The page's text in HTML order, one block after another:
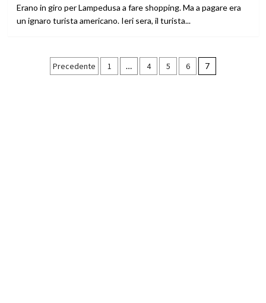
Erano in giro per Lampedusa a fare shopping. Ma a pagare era
un ignaro turista americano. Ieri sera, il turista...
Paginazione
Precedente 1 … 4 5 6 7